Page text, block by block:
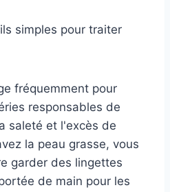
simples pour traiter
fréquemment pour
responsables de
saleté et l'excès de
la peau grasse, vous
garder des lingettes
de main pour les